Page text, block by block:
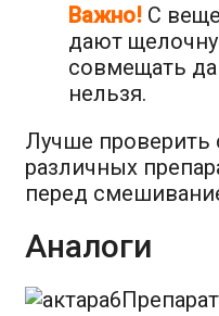
Важно! С
дают
совмещать
нельзя.
Лучше проверить
различных
перед
Аналоги